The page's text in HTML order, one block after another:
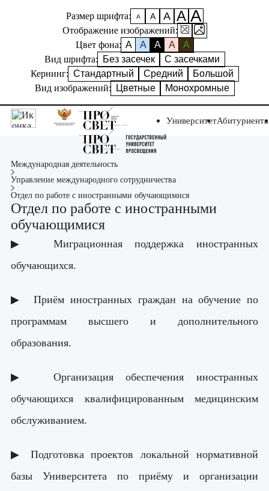
Размер шрифта: А А А А А
Отображение изображений:
Цвет фона: A A A A
A
Вид шрифта:
Без засечек
С засечками
Кернинг: Стандартный Средний
Большой
Вид изображений:
Цветные Монохромные
Университет
Международная деятельность
Управление международного сотрудничества
Отдел по работе с иностранными обучающимися
Отдел по работе с иностранными
обучающимися
▶ Миграционная поддержка иностранных
обучающихся.
▶ Приём иностранных граждан на обучение по
программам высшего и дополнительного
образования.
▶ Организация обеспечения иностранных
обучающихся квалифицированным медицинским
обслуживанием.
▶ Подготовка проектов локальной нормативной
базы Университета по приёму и организации